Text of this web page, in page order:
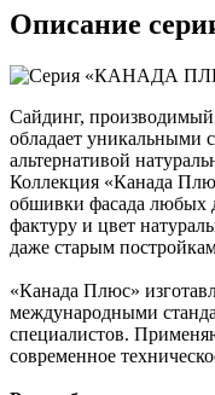
Описание
Сайдинг,
обладает уникальными
альтернативой
Коллекция «Канада
обшивки фасада любых
фактуру и цвет
даже старым
«Канада Плюс»
международными
специалистов.
современное